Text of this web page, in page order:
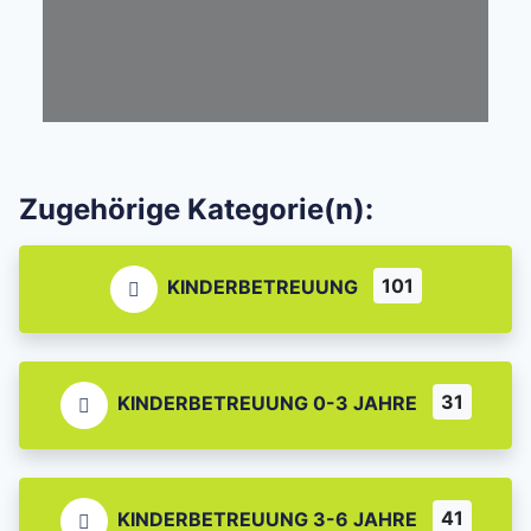
Zugehörige Kategorie(n):
KINDERBETREUUNG 101
KINDERBETREUUNG 0-3 JAHRE 31
KINDERBETREUUNG 3-6 JAHRE 41